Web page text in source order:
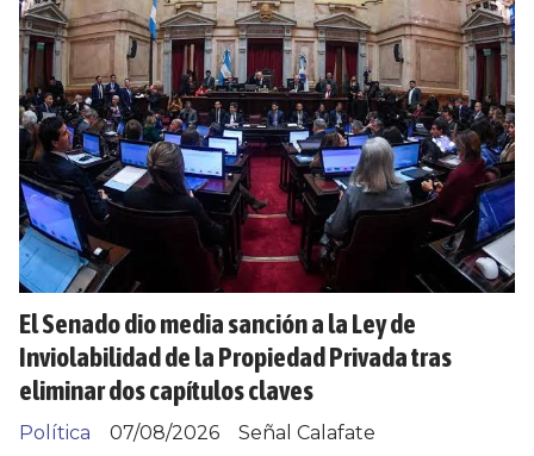
El Senado dio media sanción a la Ley de
Inviolabilidad de la Propiedad Privada tras
eliminar dos capítulos claves
Señal Calafate
Política
07/08/2026